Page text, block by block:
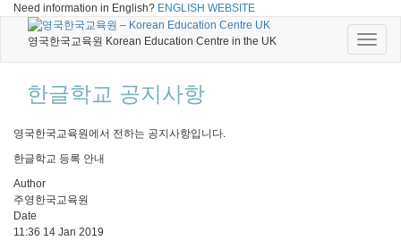
Need information in English? ENGLISH WEBSITE
Toggle
영국한국교육원 Korean Education Centre in the UK
한글학교 공지사항
영국한국교육원에서 전하는 공지사항입니다.
한글학교 등록 안내
Author
주영한국교육원
Date
11:36 14 Jan 2019